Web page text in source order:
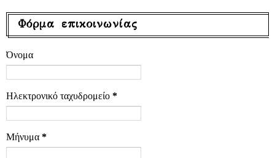
Φόρμα επικοινωνίας
Όνομα
Ηλεκτρονικό ταχυδρομείο *
Μήνυμα *